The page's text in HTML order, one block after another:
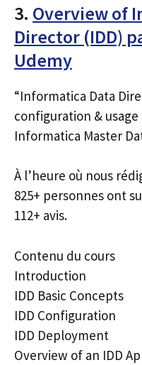
3. Overview of
Director (IDD)
Udemy
“Informatica Data
configuration &
Informatica Master
À l’heure où nous
825+ personnes ont
112+ avis.
Contenu du cours
Introduction
IDD Basic Concepts
IDD Configuration
IDD Deployment
Overview of an IDD